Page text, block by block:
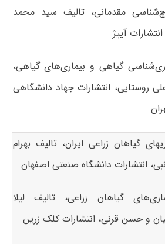
مقدمانی، تالیف سید محمد
آییژ
گیاهی و بیماری‌های گیاهی،
روستایی، انتشارات جهاد دانشگاهی
گیاهان زراعی ایران، تالیف بهرام
انتشارات دانشگاه صنعتی اصفهان
گیاهان زراعی، تالیف لیلا
و حسن قرنی، انتشارات کلک زرین